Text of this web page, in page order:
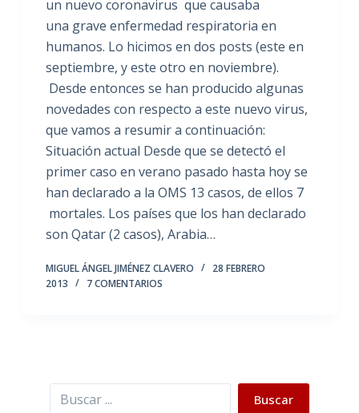
un nuevo coronavirus que causaba
una grave enfermedad respiratoria en
humanos. Lo hicimos en dos posts (este en
septiembre, y este otro en noviembre).
Desde entonces se han producido algunas
novedades con respecto a este nuevo virus,
que vamos a resumir a continuación:
Situación actual Desde que se detectó el
primer caso en verano pasado hasta hoy se
han declarado a la OMS 13 casos, de ellos 7
mortales. Los países que los han declarado
son Qatar (2 casos), Arabia…
MIGUEL ÁNGEL JIMÉNEZ CLAVERO
28 FEBRERO
2013
7 COMENTARIOS
Buscar Buscar